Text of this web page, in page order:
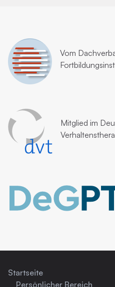
Vom
Mitglied im
Startseite
Persönlicher Bereich